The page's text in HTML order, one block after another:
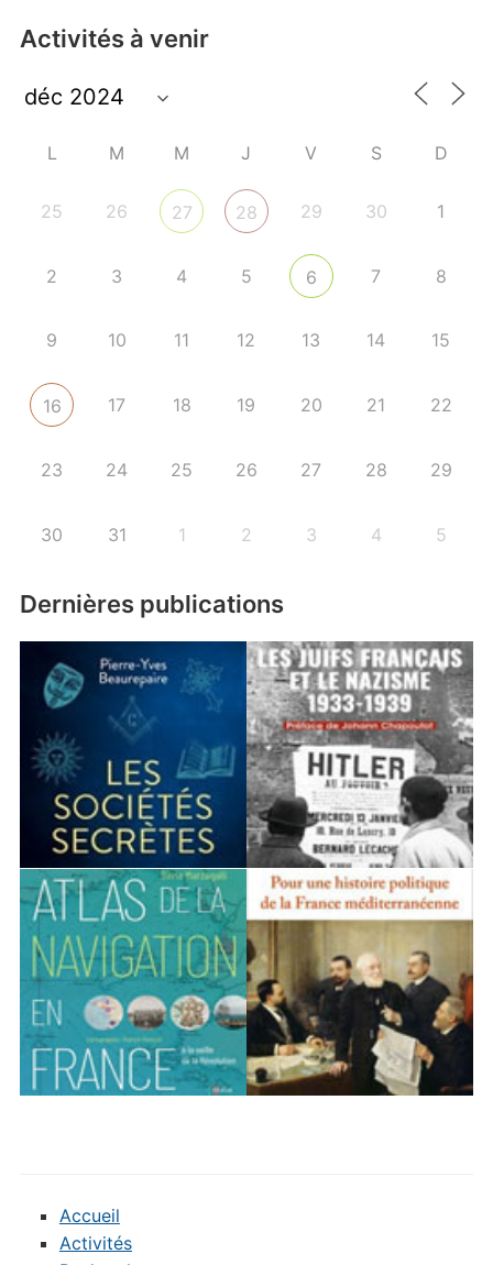
Activités à venir
L M M J V S D
25 26 27 28 29 30 1
2 3 4 5 6 7 8
9 10 11 12 13 14 15
16 17 18 19 20 21 22
23 24 25 26 27 28 29
30 31 1 2 3 4 5
Dernières publications
Accueil
Activités